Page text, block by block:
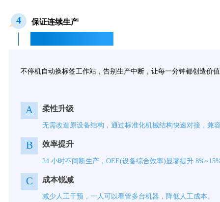
4 保证连续生产
不停机自动换标签工作站，告别生产中断，让每一分钟都创
A 柔性升级
无需改造原设备结构，通过标准化机械结构快速对接，兼
B 效率提升
24 小时不间断生产，OEE(设备综合效率)显著提升
C 成本锐减
减少人工干预，一人可以看管多台机器，降低人工成本。